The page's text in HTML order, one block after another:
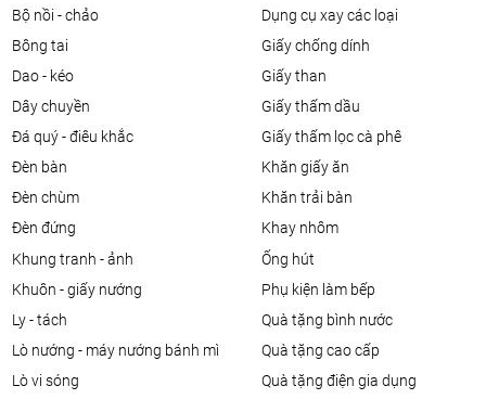
bộ nồi - chảo
bông tai
dao - kéo
dây chuyền
đá quý - điêu khắc
đèn bàn
đèn chùm
đèn đứng
dụng cụ xay các loại
giấy chống dính
giấy than
giấy thấm dầu
giấy thấm lọc cà phê
khăn giấy ăn
khăn trải bàn
khay nhôm
khung tranh - ảnh
khuôn - giấy nướng
ly - tách
lò nướng - máy nướng bánh mì
lò vi sóng
ống hút
phụ kiện làm bếp
quà tặng bình nước
quà tặng cao cấp
quà tặng điện gia dụng